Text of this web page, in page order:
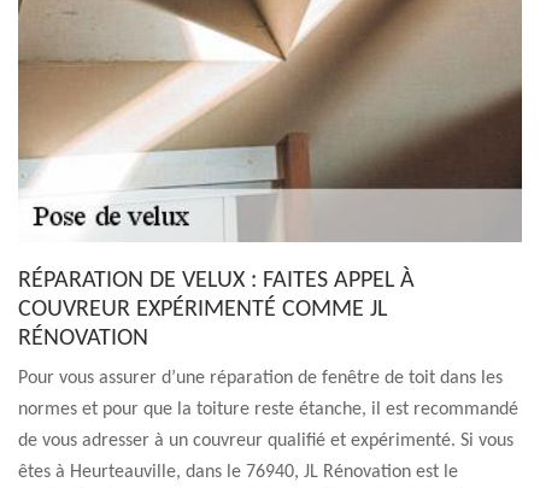
RÉPARATION DE VELUX : FAITES APPEL À
COUVREUR EXPÉRIMENTÉ COMME JL
RÉNOVATION
Pour vous assurer d’une réparation de fenêtre de toit dans les
normes et pour que la toiture reste étanche, il est recommandé
de vous adresser à un couvreur qualifié et expérimenté. Si vous
êtes à Heurteauville, dans le 76940, JL Rénovation est le